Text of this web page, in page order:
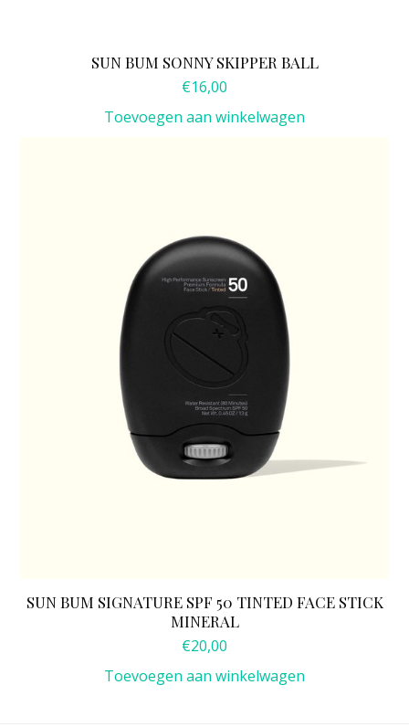
SUN BUM SONNY SKIPPER BALL
€16,00
Toevoegen aan winkelwagen
SUN BUM SIGNATURE SPF 50 TINTED FACE STICK
MINERAL
€20,00
Toevoegen aan winkelwagen